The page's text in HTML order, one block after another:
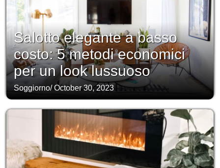
Salotto elegante a basso
costo: 5 metodi economici
per un look lussuoso
Soggiorno/October 30, 2023